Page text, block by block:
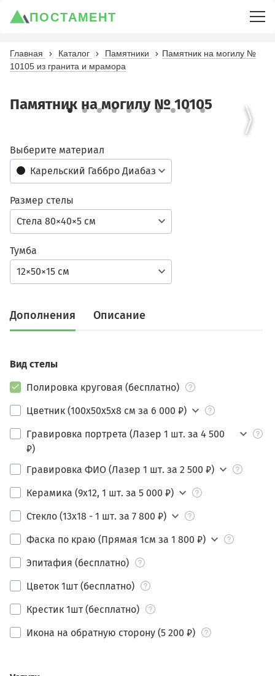
ПОСТАМЕНТ
Главная Каталог Памятники
Памятник на могилу №
10105 из гранита и мрамора
Памятник на могилу № 10105
Карельский Габбро Диабаз
Выберите материал
Стела 80×40×5 см
Размер стелы
12×50×15 см
Тумба
Дополнения Описание
Вид стелы
Полировка круговая (бесплатно)
Цветник (100х50х5х8 см за 6 000 ₽)
Гравировка портрета (Лазер 1 шт. за 4 500
₽)
Гравировка ФИО (Лазер 1 шт. за 2 500 ₽)
Керамика (9х12, 1 шт. за 5 000 ₽)
Стекло (13х18 - 1 шт. за 7 800 ₽)
Фаска по краю (Прямая 1см за 1 800 ₽)
Эпитафия (бесплатно)
Цветок 1шт (бесплатно)
Крестик 1шт (бесплатно)
Икона на обратную сторону (5 200 ₽)